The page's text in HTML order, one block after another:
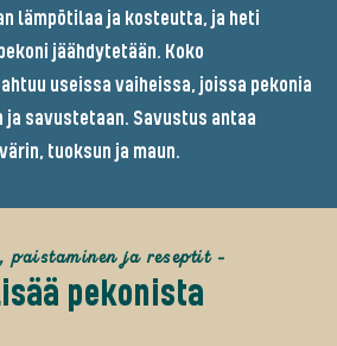
lämpötilaa ja kosteutta, ja heti
jäähdytetään. Koko
useissa vaiheissa, joissa pekonia
savustetaan. Savustus antaa
tuoksun ja maun.
paistaminen ja reseptit -
pekonista